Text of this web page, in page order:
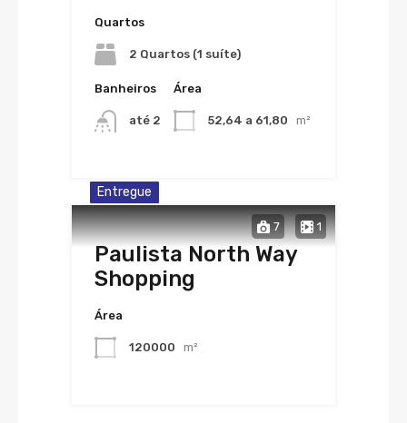
Quartos
2 Quartos (1 suíte)
Banheiros
até 2
Área
52,64 a 61,80 m²
7 1
Entregue
Paulista North Way
Shopping
Área
120000 m²